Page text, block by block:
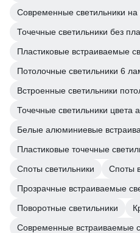
Современные светильники на
Точечные светильники без
Пластиковые встраиваемые
Потолочные светильники 6
Встроенные светильники
Точечные светильники цвета
Белые алюминиевые
Пластиковые точечные
Споты светильники
Споты
Прозрачные встраиваемые
Поворотные светильники
Современные встраиваемые